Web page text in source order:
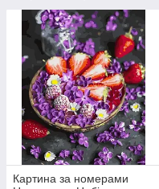
Картина за номерами